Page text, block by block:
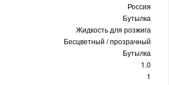
Россия
Бутылка
Жидкость для розжига
Бесцветный / прозрачный
Бутылка
1.0
1